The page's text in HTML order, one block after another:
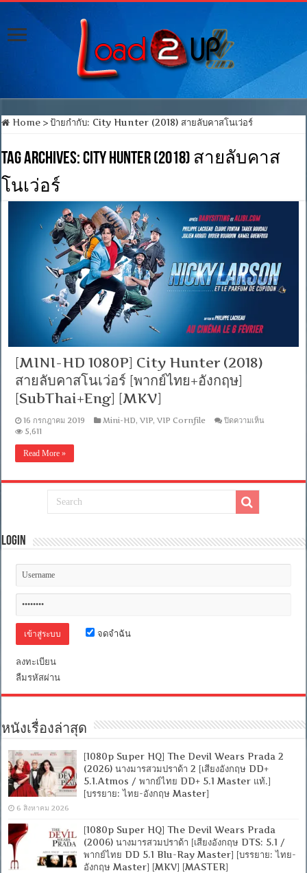
Home > ป้ายกำกับ: City Hunter (2018) สายลับคาสโนเว่อร์
Tag Archives:City Hunter (2018) สายลับคาส
โนเว่อร์
[MINI-HD 1080P] City Hunter (2018)
สายลับคาสโนเว่อร์ [พากย์ไทย+อังกฤษ]
[SubThai+Eng] [MKV]
16 กรกฎาคม 2019 Mini-HD,VIP,VIP Cornfile ปิดความเห็น
(2018)
ร์
ไทย+อังกฤษ]
5,611
Read More »
Login
จดจำฉัน
ลงทะเบียน
ลืมรหัสผ่าน
หนังเรื่องล่าสุด
[1080p Super HQ] The Devil Wears Prada 2
(2026) นางมารสวมปราด้า 2 [เสียงอังกฤษ DD+
5.1.Atmos / พากย์ไทย DD+ 5.1 Master แท้.]
[บรรยาย: ไทย-อังกฤษ Master]
6 สิงหาคม 2026
[1080p Super HQ] The Devil Wears Prada
(2006) นางมารสวมปราด้า [เสียงอังกฤษ DTS: 5.1 /
พากย์ไทย DD 5.1 Blu-Ray Master] [บรรยาย: ไทย-
อังกฤษ Master] [MKV] [MASTER]